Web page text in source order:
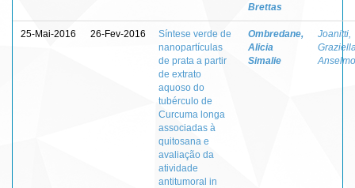
Brettas
25-Mai-2016 26-Fev-2016
Síntese verde de
nanopartículas
de prata a partir
de extrato
aquoso do
tubérculo de
Curcuma longa
associadas à
quitosana e
avaliação da
atividade
antitumoral in
Ombredane,
Alicia
Simalie
Joanitti,
Anselmo